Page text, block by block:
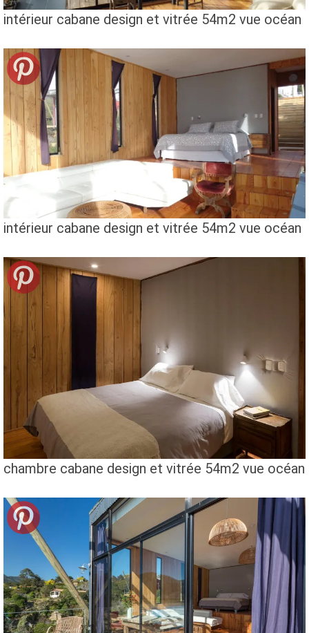
intérieur cabane design et vitrée 54m2 vue océan
intérieur cabane design et vitrée 54m2 vue océan
chambre cabane design et vitrée 54m2 vue océan